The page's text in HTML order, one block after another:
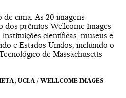
cima. As 20 imagens
dos prêmios Wellcome Images
instituições científicas, museus e
e Estados Unidos, incluindo o
de Massachusetts
UCLA / WELLCOME IMAGES